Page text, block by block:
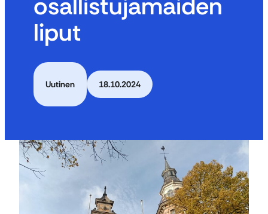
liput
Uutinen 18.10.2024